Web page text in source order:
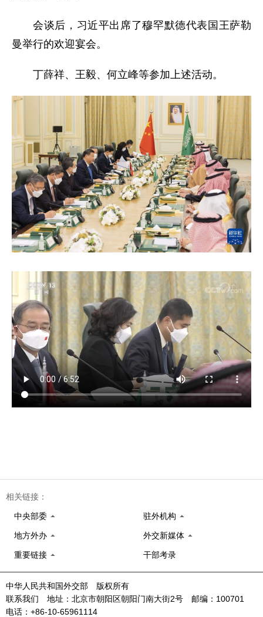
会谈后，习近平出席了穆罕默德代表国王萨勒
曼举行的欢迎宴会。
丁薛祥、王毅、何立峰等参加上述活动。
相关链接：
中央部委 驻外机构
地方外办 外交新媒体
重要链接 干部考录
中华人民共和国外交部 版权所有
联系我们 地址：北京市朝阳区朝阳门南大街2号 邮编：100701
电话：+86-10-65961114